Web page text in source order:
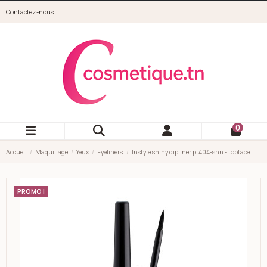
Contactez-nous
0
Accueil Maquillage Yeux Eyeliners Instyle shiny dipliner pt404-shn - topface
PROMO !